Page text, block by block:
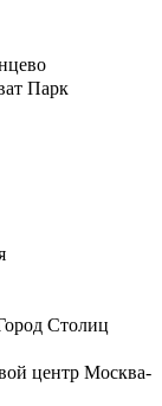
Парк
Столиц
центр Москва-